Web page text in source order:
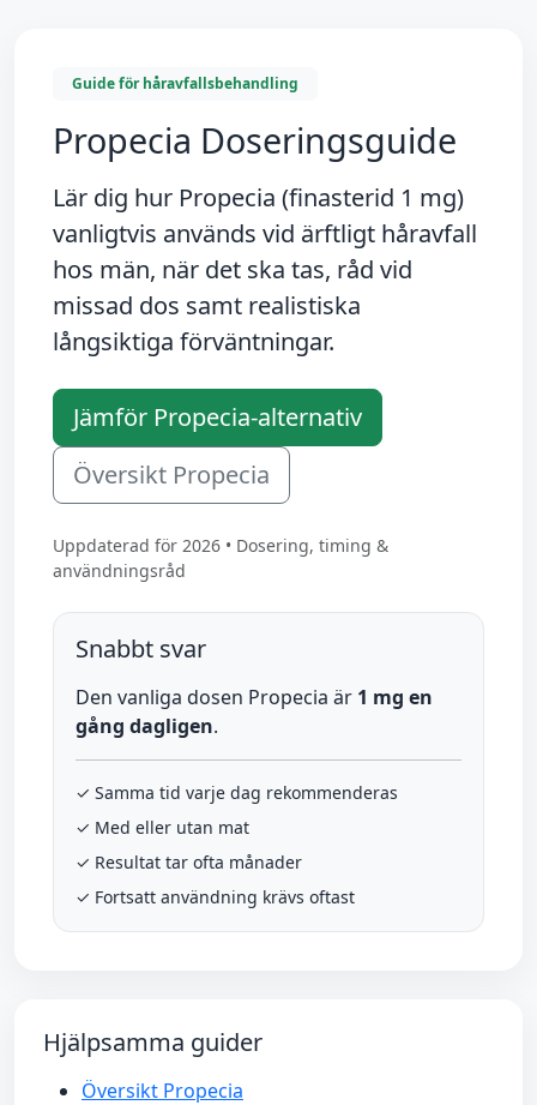
Guide för håravfallsbehandling
Propecia Doseringsguide
Lär dig hur Propecia (finasterid 1 mg)
vanligtvis används vid ärftligt håravfall
hos män, när det ska tas, råd vid
missad dos samt realistiska
långsiktiga förväntningar.
Jämför Propecia-alternativ
Översikt Propecia
Uppdaterad för 2026 • Dosering, timing &
användningsråd
Snabbt svar
Den vanliga dosen Propecia är 1 mg en
gång dagligen.
✓ Samma tid varje dag rekommenderas
✓ Med eller utan mat
✓ Resultat tar ofta månader
✓ Fortsatt användning krävs oftast
Hjälpsamma guider
Översikt Propecia